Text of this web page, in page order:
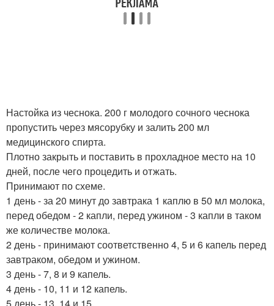
Настойка из чеснока. 200 г молодого сочного чеснока
пропустить через мясорубку и залить 200 мл
медицинского спирта.
Плотно закрыть и поставить в прохладное место на 10
дней, после чего процедить и отжать.
Принимают по схеме.
1 день - за 20 минут до завтрака 1 каплю в 50 мл молока,
перед обедом - 2 капли, перед ужином - 3 капли в таком
же количестве молока.
2 день - принимают соответственно 4, 5 и 6 капель перед
завтраком, обедом и ужином.
3 день - 7, 8 и 9 капель.
4 день - 10, 11 и 12 капель.
5 день - 13, 14 и 15.